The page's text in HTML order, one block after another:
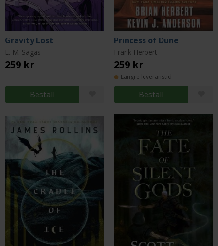
Gravity Lost
L. M. Sagas
259 kr
Beställ
Princess of Dune
Frank Herbert
259 kr
Längre leveranstid
Beställ